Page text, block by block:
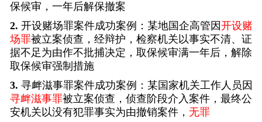
保候审，一年后解保撤案
2. 开设赌场罪案件成功案例：某地国企高管因开设赌
场罪被立案侦查，经辩护，检察机关以事实不清、证
据不足为由作不批捕决定，取保候审满一年后，解除
取保候审强制措施
3. 寻衅滋事罪案件成功案例：某国家机关工作人员因
寻衅滋事罪被立案侦查，侦查阶段介入案件，最终公
安机关以没有犯罪事实为由撤销案件， 无罪